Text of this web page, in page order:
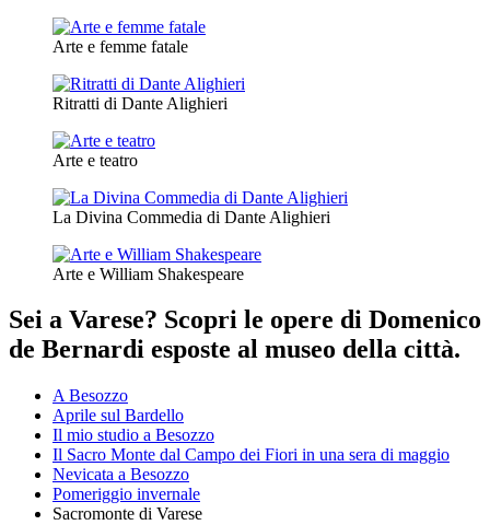
Arte e femme fatale
Ritratti di Dante Alighieri
Arte e teatro
La Divina Commedia di Dante Alighieri
Arte e William Shakespeare
Sei a Varese? Scopri le opere di Domenico
de Bernardi esposte al museo della città.
A Besozzo
Aprile sul Bardello
Il mio studio a Besozzo
Il Sacro Monte dal Campo dei Fiori in una sera di maggio
Nevicata a Besozzo
Pomeriggio invernale
Sacromonte di Varese